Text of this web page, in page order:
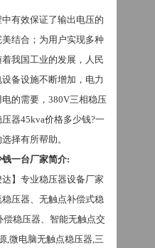
有效保证了输出电压的
结合；为用户实现多种
我国工业的发展，人民
备设施不断增加，电力
的需要， 380V三相稳压
器45kva价格多少钱?一
择有所帮助。
一台厂家简介:
】专业稳压器设备厂家
压器、无触点补偿式稳
偿稳压器、智能无触点交
,微电脑无触点稳压器,三